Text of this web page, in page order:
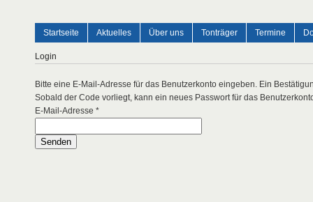
Startseite Aktuelles Über uns Tonträger Termine
Login
Bitte eine E-Mail-Adresse für das Benutzerkonto eingeben. Ein
Sobald der Code vorliegt, kann ein neues Passwort für das
E-Mail-Adresse *
Senden